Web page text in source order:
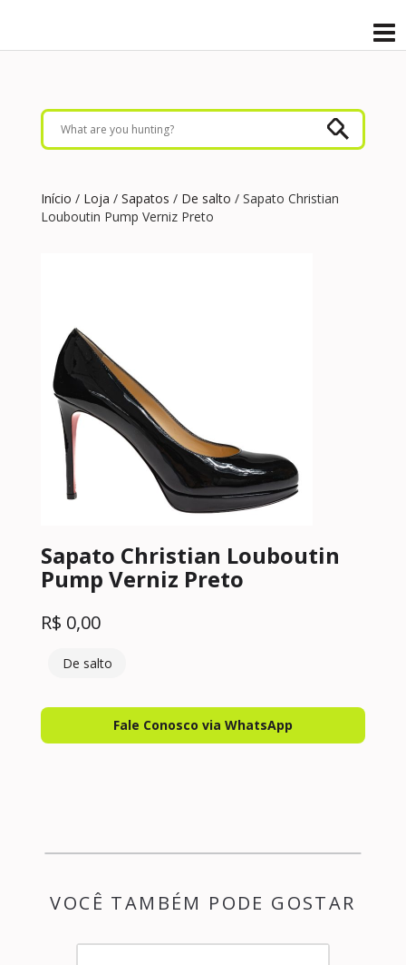
Início / Loja / Sapatos / De salto / Sapato Christian
Louboutin Pump Verniz Preto
Sapato Christian Louboutin
Pump Verniz Preto
R$ 0,00
De salto
Fale Conosco via WhatsApp
VOCÊ TAMBÉM PODE GOSTAR